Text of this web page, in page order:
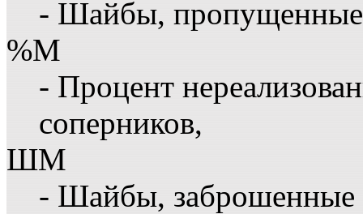
- Шайбы, пропущенные
%М
- Процент
соперников,
ШМ
- Шайбы, заброшенные